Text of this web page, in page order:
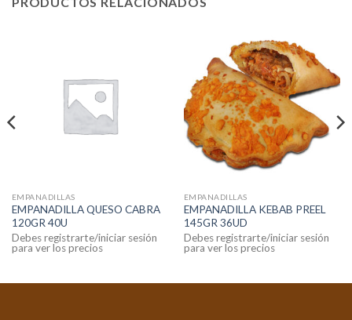
EMPANADILLAS
EMPANADILLA QUESO CABRA
120GR 40U
Debes registrarte/iniciar sesión
para ver los precios
EMPANADILLAS
EMPANADILLA KEBAB PREEL
145GR 36UD
Debes registrarte/iniciar sesión
para ver los precios